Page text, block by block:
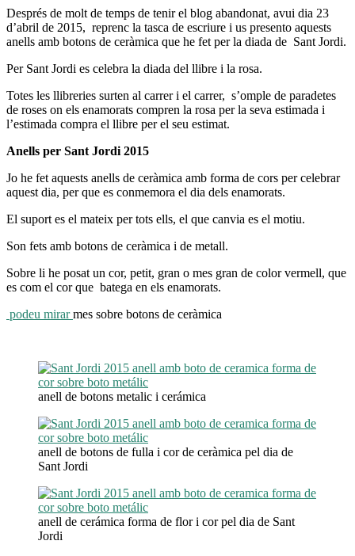
Després de molt de temps de tenir el blog abandonat, avui dia 23
d’abril de 2015, reprenc la tasca de escriure i us presento aquests
anells amb botons de ceràmica que he fet per la diada de Sant Jordi.
Per Sant Jordi es celebra la diada del llibre i la rosa.
Totes les llibreries surten al carrer i el carrer, s’omple de paradetes
de roses on els enamorats compren la rosa per la seva estimada i
l’estimada compra el llibre per el seu estimat.
Anells per Sant Jordi 2015
Jo he fet aquests anells de ceràmica amb forma de cors per celebrar
aquest dia, per que es conmemora el dia dels enamorats.
El suport es el mateix per tots ells, el que canvia es el motiu.
Son fets amb botons de ceràmica i de metall.
Sobre li he posat un cor, petit, gran o mes gran de color vermell, que
es com el cor que batega en els enamorats.
podeu mirarmes sobre botons de ceràmica
anell de botons metalic i cerámica
anell de botons de fulla i cor de ceràmica pel dia de
Sant Jordi
anell de cerámica forma de flor i cor pel dia de Sant
Jordi